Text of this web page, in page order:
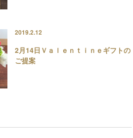
2019.2.12
2月14日Ｖａｌｅｎｔｉｎｅギフトの
ご提案